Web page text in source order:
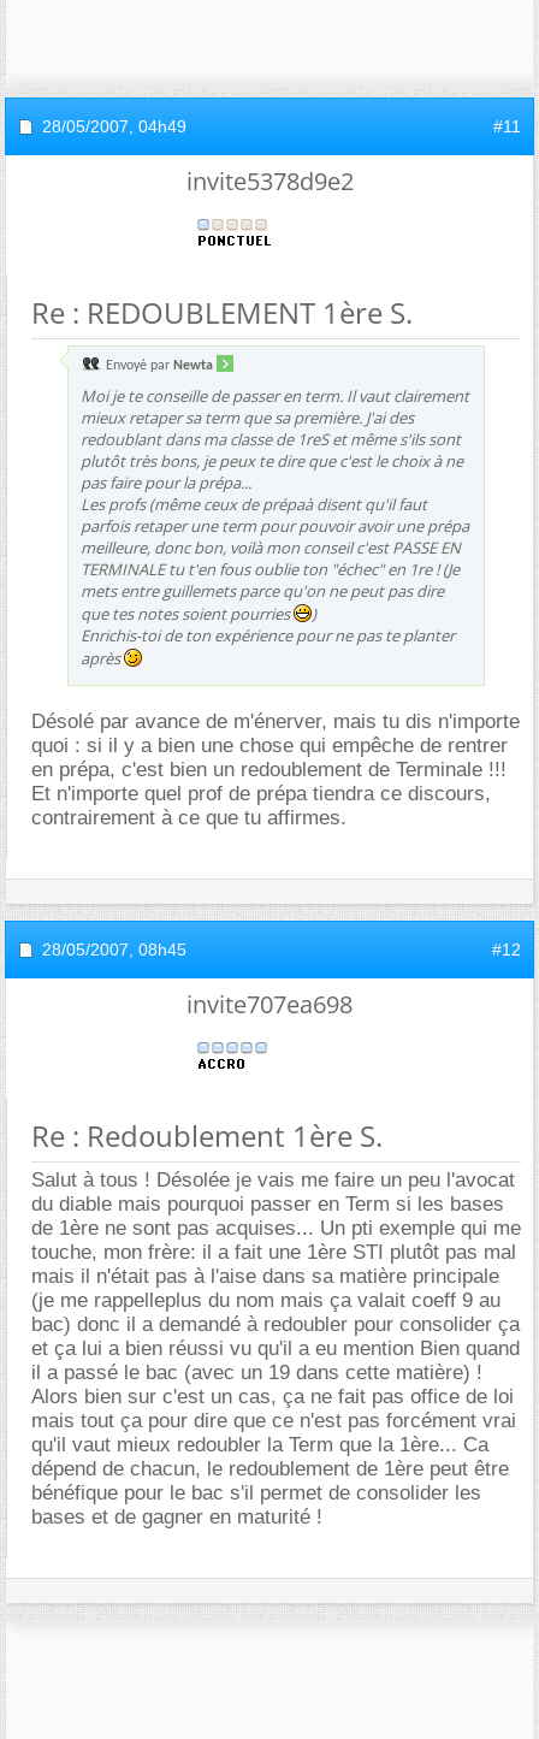
28/05/2007, 04h49 #11
invite5378d9e2
Re : REDOUBLEMENT 1ère S.
Envoyé par Newta
Moi je te conseille de passer en term. Il vaut clairement
mieux retaper sa term que sa première. J'ai des
redoublant dans ma classe de 1reS et même s'ils sont
plutôt très bons, je peux te dire que c'est le choix à ne
pas faire pour la prépa...
Les profs (même ceux de prépaà disent qu'il faut
parfois retaper une term pour pouvoir avoir une prépa
meilleure, donc bon, voilà mon conseil c'est PASSE EN
TERMINALE tu t'en fous oublie ton "échec" en 1re ! (Je
mets entre guillemets parce qu'on ne peut pas dire
que tes notes soient pourries
)
Enrichis-toi de ton expérience pour ne pas te planter
après
Désolé par avance de m'énerver, mais tu dis n'importe
quoi : si il y a bien une chose qui empêche de rentrer
en prépa, c'est bien un redoublement de Terminale !!!
Et n'importe quel prof de prépa tiendra ce discours,
contrairement à ce que tu affirmes.
28/05/2007, 08h45 #12
invite707ea698
Re : Redoublement 1ère S.
Salut à tous ! Désolée je vais me faire un peu l'avocat
du diable mais pourquoi passer en Term si les bases
de 1ère ne sont pas acquises... Un pti exemple qui me
touche, mon frère: il a fait une 1ère STI plutôt pas mal
mais il n'était pas à l'aise dans sa matière principale
(je me rappelleplus du nom mais ça valait coeff 9 au
bac) donc il a demandé à redoubler pour consolider ça
et ça lui a bien réussi vu qu'il a eu mention Bien quand
il a passé le bac (avec un 19 dans cette matière) !
Alors bien sur c'est un cas, ça ne fait pas office de loi
mais tout ça pour dire que ce n'est pas forcément vrai
qu'il vaut mieux redoubler la Term que la 1ère... Ca
dépend de chacun, le redoublement de 1ère peut être
bénéfique pour le bac s'il permet de consolider les
bases et de gagner en maturité !